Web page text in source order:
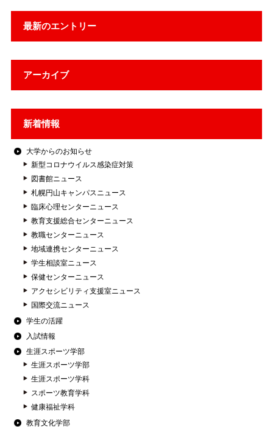
最新のエントリー
アーカイブ
新着情報
大学からのお知らせ
新型コロナウイルス感染症対策
図書館ニュース
札幌円山キャンパスニュース
臨床心理センターニュース
教育支援総合センターニュース
教職センターニュース
地域連携センターニュース
学生相談室ニュース
保健センターニュース
アクセシビリティ支援室ニュース
国際交流ニュース
学生の活躍
入試情報
生涯スポーツ学部
生涯スポーツ学部
生涯スポーツ学科
スポーツ教育学科
健康福祉学科
教育文化学部